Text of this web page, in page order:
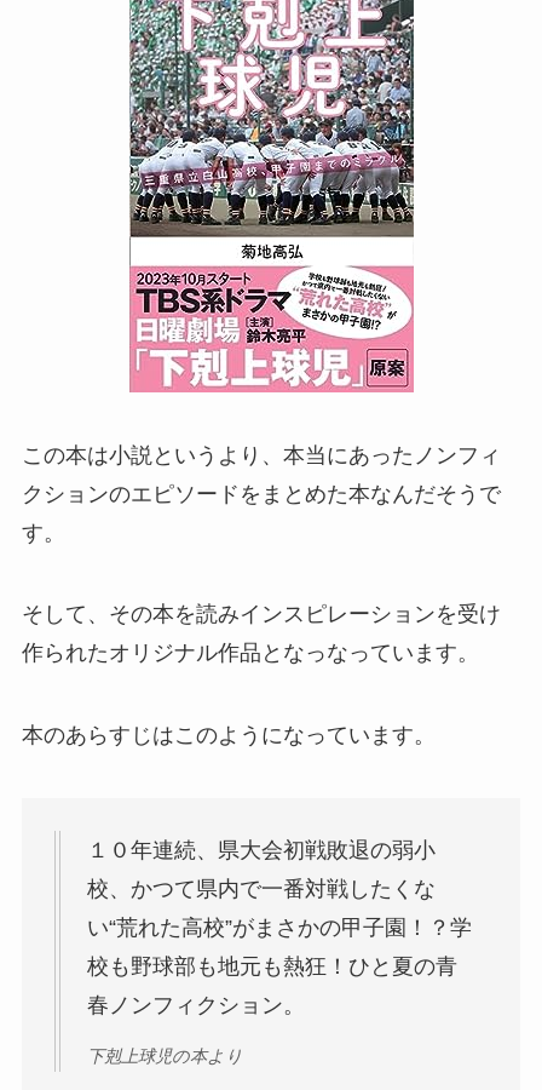
この本は小説というより、本当にあったノンフィ
クションのエピソードをまとめた本なんだそうで
す。
そして、その本を読みインスピレーションを受け
作られたオリジナル作品となっなっています。
本のあらすじはこのようになっています。
１０年連続、県大会初戦敗退の弱小
校、かつて県内で一番対戦したくな
い“荒れた高校”がまさかの甲子園！？学
校も野球部も地元も熱狂！ひと夏の青
春ノンフィクション。
下剋上球児の本より